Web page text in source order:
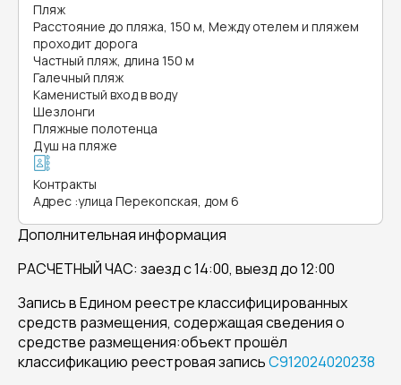
Пляж
Расстояние до пляжа, 150 м, Между отелем и пляжем
проходит дорога
Частный пляж, длина 150 м
Галечный пляж
Каменистый вход в воду
Шезлонги
Пляжные полотенца
Душ на пляже
Контракты
Адрес :улица Перекопская, дом 6
Дополнительная информация
РАСЧЕТНЫЙ ЧАС: заезд с 14:00, выезд до 12:00
Запись в Едином реестре классифицированных
средств размещения, содержащая сведения о
средстве размещения:объект прошёл
классификацию реестровая записьС912024020238